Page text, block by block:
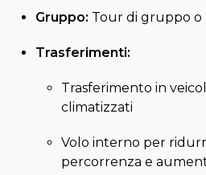
Gruppo: Tour di gruppo o
Trasferimenti:
Trasferimento in
climatizzati
Volo interno per
percorrenza e